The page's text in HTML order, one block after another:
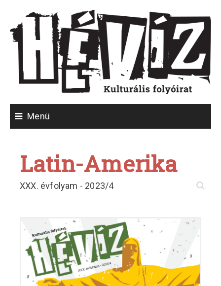
content
Menü
Latin-Amerika
XXX. évfolyam - 2023/4